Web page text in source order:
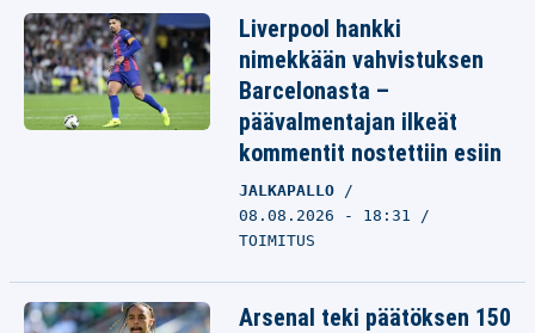
Liverpool hankki
nimekkään vahvistuksen
Barcelonasta –
päävalmentajan ilkeät
kommentit nostettiin esiin
JALKAPALLO
08.08.2026 - 18:31
TOIMITUS
Arsenal teki päätöksen 150